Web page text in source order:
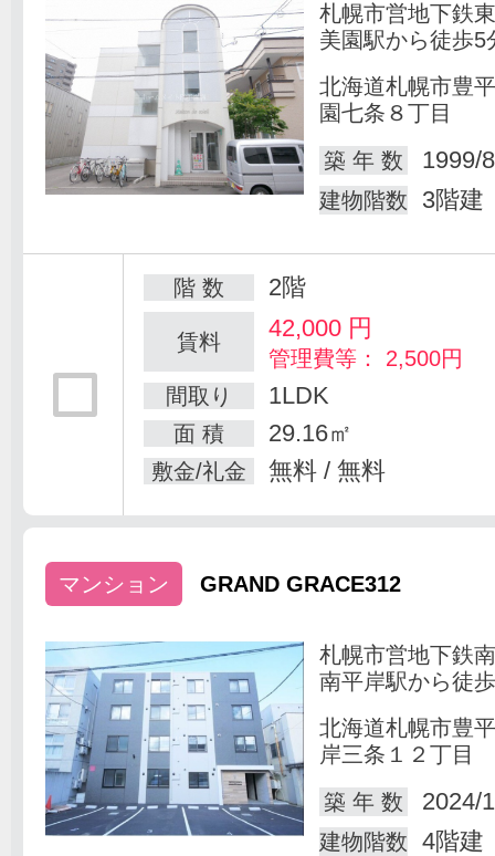
札幌市営地下鉄
美園駅から徒歩5
北海道札幌市豊
園七条８丁目
築 年 数
1999/
建物階数 3階建
階 数 2階
賃料 42,000円
管理費等： 2,500円
間取り
1LDK
面 積 29.16㎡
敷金/礼金 無料 / 無料
マンション GRAND GRACE312
札幌市営地下鉄
南平岸駅から徒
北海道札幌市豊
岸三条１２丁目
築 年 数
2024/
建物階数 4階建